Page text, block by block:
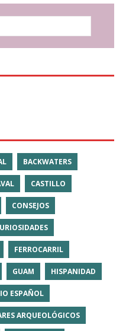
BACKWATERS
CASTILLO
CONSEJOS
FERROCARRIL
GUAM HISPANIDAD
ESPAÑOL
ARQUEOLÓGICOS